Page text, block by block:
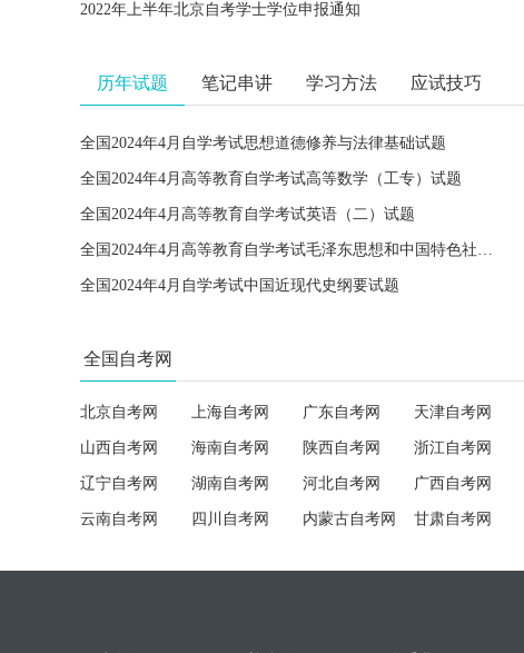
2022年上半年北京自考学士学位申报通知
历年试题 笔记串讲 学习方法 应试技巧
全国2024年4月自学考试思想道德修养与法律基础试题
全国2024年4月高等教育自学考试高等数学（工专）试题
全国2024年4月高等教育自学考试英语（二）试题
全国2024年4月高等教育自学考试毛泽东思想和中国特色社会主义理论体系概论试题
全国2024年4月自学考试中国近现代史纲要试题
全国自考网
北京自考网 上海自考网 广东自考网 天津自考网
山西自考网 海南自考网 陕西自考网 浙江自考网
辽宁自考网 湖南自考网 河北自考网 广西自考网
云南自考网 四川自考网 内蒙古自考网 甘肃自考网